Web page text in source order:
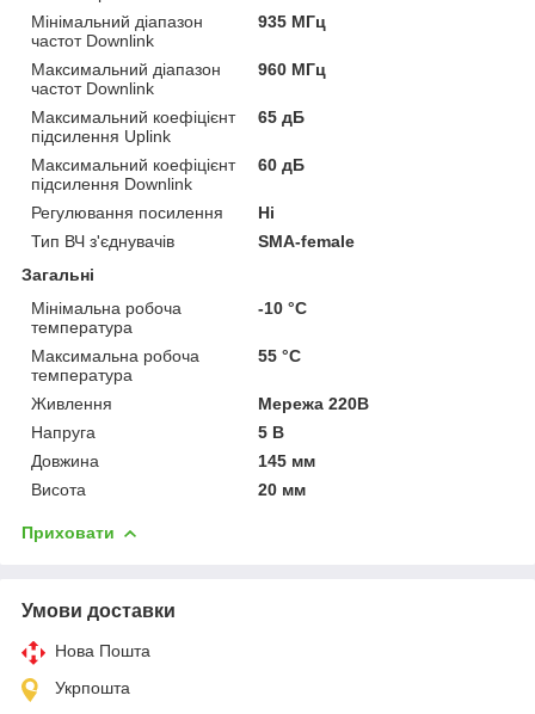
Мінімальний діапазон
частот Downlink
935 МГц
Максимальний діапазон
частот Downlink
960 МГц
Максимальний коефіцієнт
підсилення Uplink
65 дБ
Максимальний коефіцієнт
підсилення Downlink
60 дБ
Регулювання посилення
Ні
Тип ВЧ з'єднувачів
SMA-female
Загальні
Мінімальна робоча
температура
-10 °С
Максимальна робоча
температура
55 °С
Живлення
Мережа 220В
Напруга
5 В
Довжина
145 мм
Висота
20 мм
Приховати
Умови доставки
Нова Пошта
Укрпошта